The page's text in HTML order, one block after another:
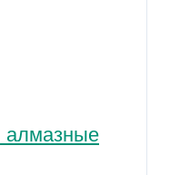
алмазные